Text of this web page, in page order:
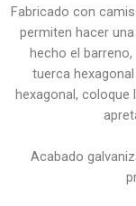
Fabricado con
permiten hacer
hecho el
tuerca
hexagonal, coloque
Acabado